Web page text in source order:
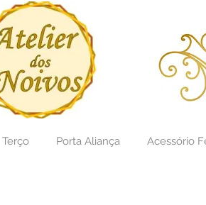
Terço Porta Aliança Acessório